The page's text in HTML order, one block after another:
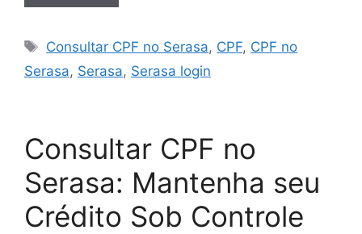
Tags
Consultar CPF no Serasa, CPF, CPF no
Serasa, Serasa, Serasa login
Consultar CPF no
Serasa: Mantenha seu
Crédito Sob Controle